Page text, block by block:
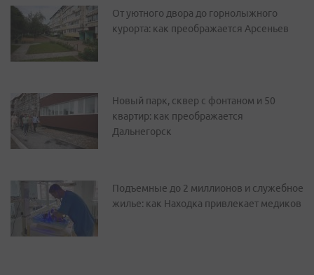
От уютного двора до горнолыжного
курорта: как преображается Арсеньев
Новый парк, сквер с фонтаном и 50
квартир: как преображается
Дальнегорск
Подъемные до 2 миллионов и служебное
жилье: как Находка привлекает медиков